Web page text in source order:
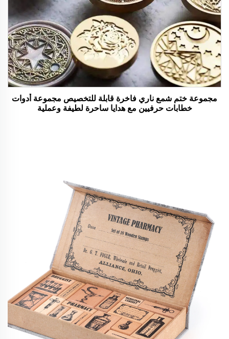
مجموعة ختم شمع ناري فاخرة قابلة للتخصيص مجموعة أدوات
خطابات حرفيين مع هدايا ساحرة لطيفة وعملية